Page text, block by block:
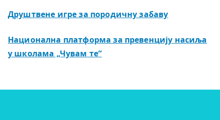
Друштвене игре за породичну забаву
Национална платформа за превенцију насиља
у школама „Чувам те“